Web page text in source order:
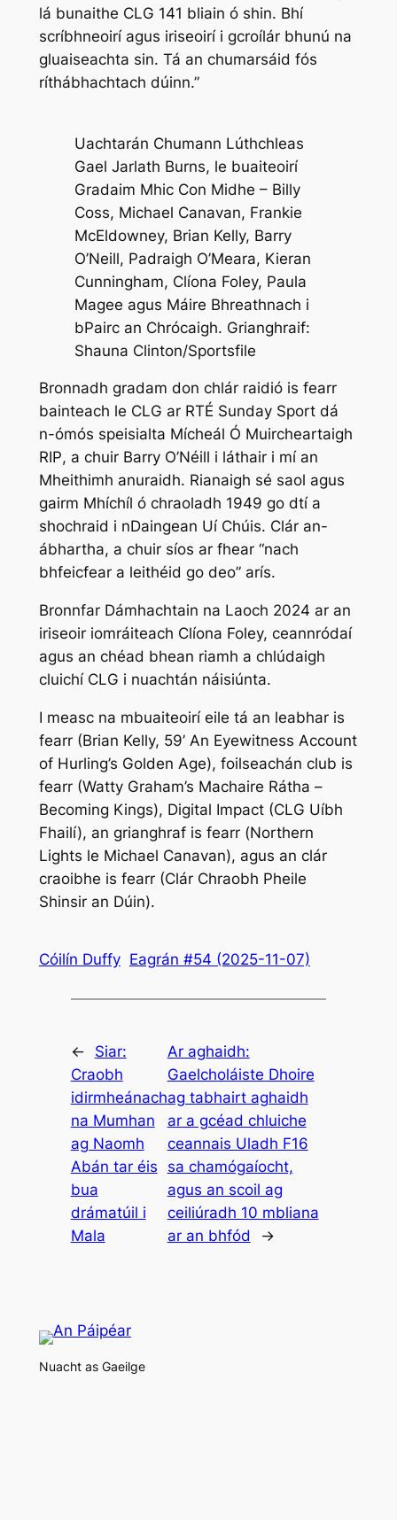
lá bunaithe CLG 141 bliain ó shin. Bhí
scríbhneoirí agus iriseoirí i gcroílár bhunú na
gluaiseachta sin. Tá an chumarsáid fós
ríthábhachtach dúinn.”
Uachtarán Chumann Lúthchleas
Gael Jarlath Burns, le buaiteoirí
Gradaim Mhic Con Midhe – Billy
Coss, Michael Canavan, Frankie
McEldowney, Brian Kelly, Barry
O’Neill, Padraigh O’Meara, Kieran
Cunningham, Clíona Foley, Paula
Magee agus Máire Bhreathnach i
bPairc an Chrócaigh. Grianghraif:
Shauna Clinton/Sportsfile
Bronnadh gradam don chlár raidió is fearr
bainteach le CLG ar RTÉ Sunday Sportdá
n-ómós speisialta Mícheál Ó Muircheartaigh
RIP, a chuir Barry O’Néill i láthair i mí an
Mheithimh anuraidh. Rianaigh sé saol agus
gairm Mhíchíl ó chraoladh 1949 go dtí a
shochraid i nDaingean Uí Chúis. Clár an-
ábhartha, a chuir síos ar fhear “nach
bhfeicfear a leithéid go deo” arís.
Bronnfar Dámhachtain na Laoch 2024 ar an
iriseoir iomráiteach Clíona Foley, ceannródaí
agus an chéad bhean riamh a chlúdaigh
cluichí CLG i nuachtán náisiúnta.
I measc na mbuaiteoirí eile tá an leabhar is
fearr (Brian Kelly, 59’ An Eyewitness Account
of Hurling’s Golden Age), foilseachán club is
fearr (Watty Graham’s Machaire Rátha –
Becoming Kings), Digital Impact (CLG Uíbh
Fhailí), an grianghraf is fearr (Northern
Lights le Michael Canavan), agus an clár
craoibhe is fearr (Clár Chraobh Pheile
Shinsir an Dúin).
Cóilín Duffy Eagrán #54 (2025-11-07)
←
Siar:
Craobh
idirmheánach
na Mumhan
ag Naomh
Abán tar éis
bua
drámatúil i
Mala
Ar aghaidh:
Gaelcholáiste Dhoire
ag tabhairt aghaidh
ar a gcéad chluiche
ceannais Uladh F16
sa chamógaíocht,
agus an scoil ag
ceiliúradh 10 mbliana
ar an bhfód
→
Nuacht as Gaeilge